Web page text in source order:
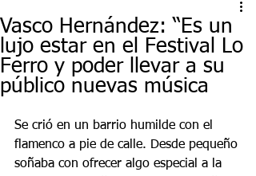
Vasco Hernández: “Es un
lujo estar en el Festival Lo
Ferro y poder llevar a su
público nuevas música
Se crió en un barrio humilde con el
flamenco a pie de calle. Desde pequeño
soñaba con ofrecer algo especial a la